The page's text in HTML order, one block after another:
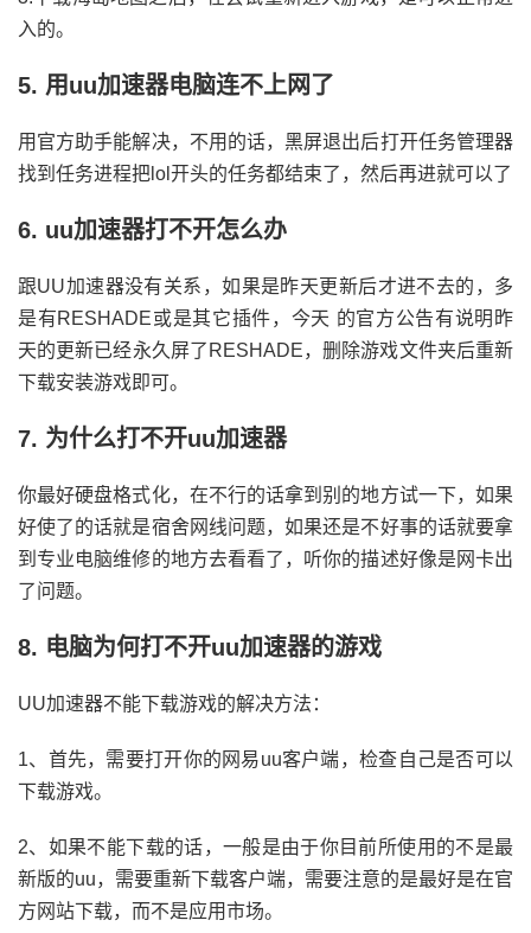
入的。
5. 用uu加速器电脑连不上网了
用官方助手能解决，不用的话，黑屏退出后打开任务管理器
找到任务进程把lol开头的任务都结束了，然后再进就可以了
6. uu加速器打不开怎么办
跟UU加速器没有关系，如果是昨天更新后才进不去的，多
是有RESHADE或是其它插件，今天 的官方公告有说明昨
天的更新已经永久屏了RESHADE，删除游戏文件夹后重新
下载安装游戏即可。
7. 为什么打不开uu加速器
你最好硬盘格式化，在不行的话拿到别的地方试一下，如果
好使了的话就是宿舍网线问题，如果还是不好事的话就要拿
到专业电脑维修的地方去看看了，听你的描述好像是网卡出
了问题。
8. 电脑为何打不开uu加速器的游戏
UU加速器不能下载游戏的解决方法：
1、首先，需要打开你的网易uu客户端，检查自己是否可以
下载游戏。
2、如果不能下载的话，一般是由于你目前所使用的不是最
新版的uu，需要重新下载客户端，需要注意的是最好是在官
方网站下载，而不是应用市场。